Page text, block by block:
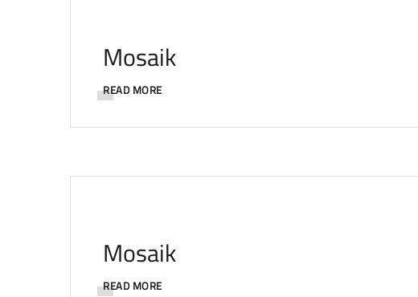
Mosaik
READ MORE
Mosaik
READ MORE